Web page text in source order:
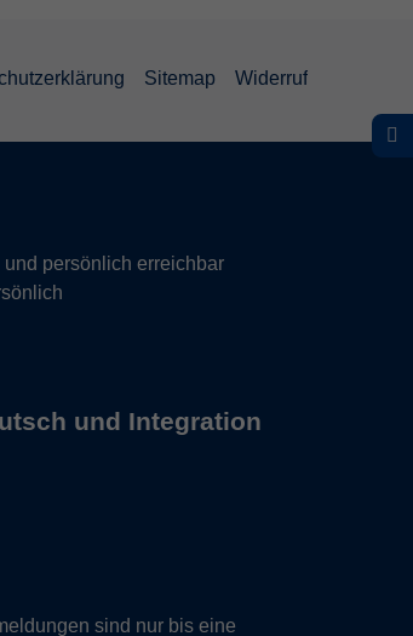
Sitemap Widerruf
und persönlich erreichbar
und Integration
sind nur bis eine